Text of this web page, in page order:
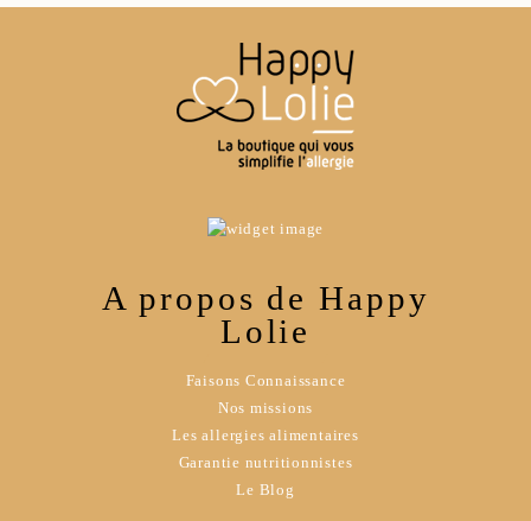
A propos de Happy
Lolie
Faisons Connaissance
Nos missions
Les allergies alimentaires
Garantie nutritionnistes
Le Blog